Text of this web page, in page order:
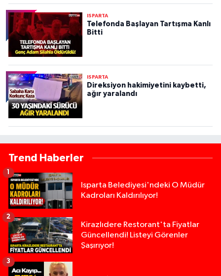
ISPARTA
Telefonda Başlayan Tartışma Kanlı
Bitti
ISPARTA
Direksiyon hakimiyetini kaybetti,
ağır yaralandı
Trend Haberler
Isparta Belediyesi'ndeki O Müdür
Kadroları Kaldırılıyor!
1
Kirazlıdere Restorant'ta Fiyatlar
Güncellendi! Listeyi Görenler
Şaşırıyor!
2
3